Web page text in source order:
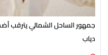
جمهور الساحل الشمالي يترقب
دياب